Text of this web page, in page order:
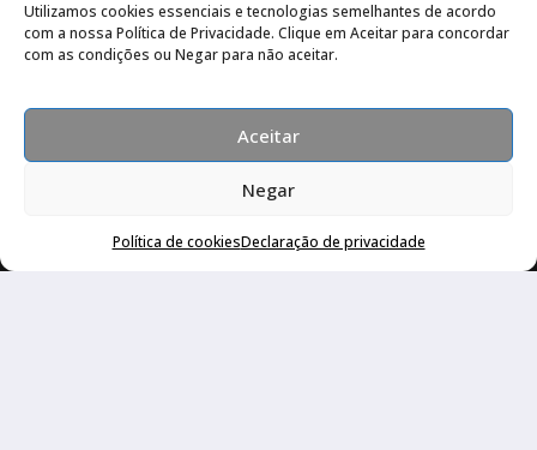
Utilizamos cookies essenciais e tecnologias semelhantes de acordo
com a nossa Política de Privacidade. Clique em Aceitar para concordar
com as condições ou Negar para não aceitar.
Aceitar
Negar
Política de cookiesDeclaração de privacidade
3
Quatro Rodas 1995 a 1999: Ka, Marea,
grandes esportivos e mais